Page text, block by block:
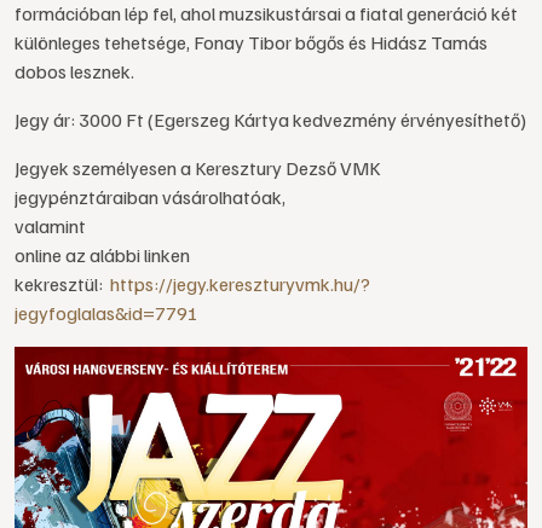
formációban lép fel, ahol muzsikustársai a fiatal generáció két
különleges tehetsége, Fonay Tibor bőgős és Hidász Tamás
dobos lesznek.
Jegy ár: 3000 Ft (Egerszeg Kártya kedvezmény érvényesíthető)
Jegyek személyesen a Keresztury Dezső VMK
jegypénztáraiban vásárolhatóak,
valamint
online az alábbi linken
kekresztül: https://jegy.kereszturyvmk.hu/?
jegyfoglalas&id=7791